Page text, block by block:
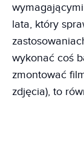
lata, który
wykonać coś
zmontować
zdjęcia), to